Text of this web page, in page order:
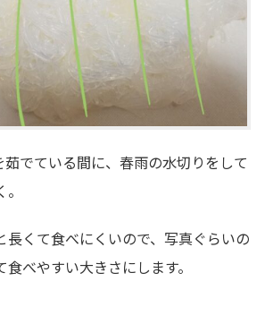
でている間に、春雨の水切りをして
長くて食べにくいので、写真ぐらいの
べやすい大きさにします。